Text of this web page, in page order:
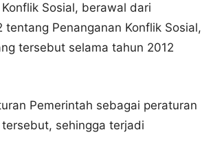
Sosial, berawal dari
Penanganan Konflik Sosial,
tersebut selama tahun 2012
Pemerintah sebagai peraturan
sehingga terjadi